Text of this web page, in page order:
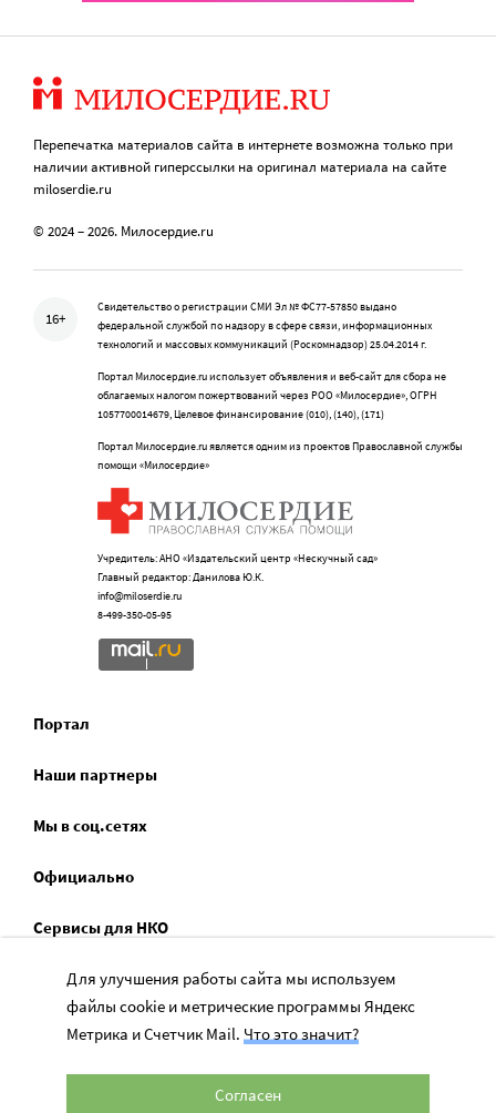
Перепечатка материалов сайта в интернете возможна только при
наличии активной гиперссылки на оригинал материала на сайте
miloserdie.ru
© 2024 – 2026. Милосердие.ru
16+
Свидетельство о регистрации СМИ Эл № ФС77-57850 выдано
федеральной службой по надзору в сфере связи, информационных
технологий и массовых коммуникаций (Роскомнадзор) 25.04.2014 г.
Портал Милосердие.ru использует объявления и веб-сайт для сбора не
облагаемых налогом пожертвований через РОО «Милосердие», ОГРН
1057700014679, Целевое финансирование (010), (140), (171)
Портал Милосердие.ru является одним из проектов Православной службы
помощи «Милосердие»
Учредитель: АНО «Издательский центр «Нескучный сад»
Главный редактор: Данилова Ю.К.
info@miloserdie.ru
8-499-350-05-95
Портал
Наши партнеры
Мы в соц.сетях
Официально
Сервисы для НКО
Спецпроекты
Социальное служение
Для улучшения работы сайта мы используем
файлы cookie и метрические программы Яндекс
Метрика и Счетчик Mail. Что это значит?
Согласен